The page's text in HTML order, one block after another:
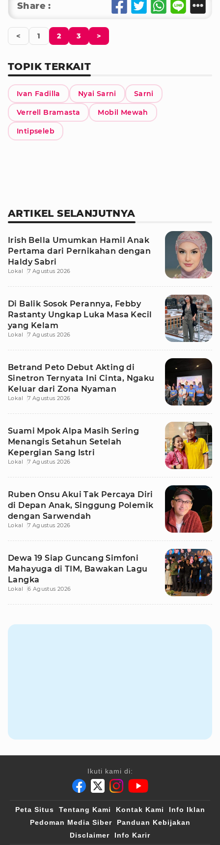
Share :
< 1 2 3 >
TOPIK TERKAIT
Ivan Fadilla Nyai Sarni Sarni
Verrell Bramasta Mobil Mewah
Intipseleb
ARTIKEL SELANJUTNYA
Irish Bella Umumkan Hamil Anak
Pertama dari Pernikahan dengan
Haldy Sabri
Lokal 7 Agustus 2026
Di Balik Sosok Perannya, Febby
Rastanty Ungkap Luka Masa Kecil
yang Kelam
Lokal 7 Agustus 2026
Betrand Peto Debut Akting di
Sinetron Ternyata Ini Cinta, Ngaku
Keluar dari Zona Nyaman
Lokal 7 Agustus 2026
Suami Mpok Alpa Masih Sering
Menangis Setahun Setelah
Kepergian Sang Istri
Lokal 7 Agustus 2026
Ruben Onsu Akui Tak Percaya Diri
di Depan Anak, Singgung Polemik
dengan Sarwendah
Lokal 7 Agustus 2026
Dewa 19 Siap Guncang Simfoni
Mahayuga di TIM, Bawakan Lagu
Langka
Lokal 6 Agustus 2026
Ikuti kami di:
Peta Situs Tentang Kami Kontak Kami
Info Iklan
Pedoman Media Siber
Panduan Kebijakan
Disclaimer
Info Karir